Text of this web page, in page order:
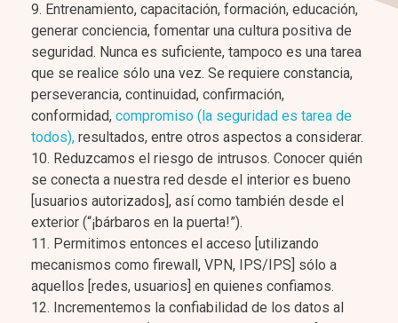
Entrenamiento, capacitación, formación, educación,
generar conciencia, fomentar una cultura positiva de
seguridad. Nunca es suficiente, tampoco es una tarea
que se realice sólo una vez. Se requiere constancia,
perseverancia, continuidad, confirmación,
conformidad, compromiso (la seguridad es tarea de
todos), resultados, entre otros aspectos a considerar.
Reduzcamos el riesgo de intrusos. Conocer quién
se conecta a nuestra red desde el interior es bueno
[usuarios autorizados], así como también desde el
exterior (“¡bárbaros en la puerta!”).
Permitimos entonces el acceso [utilizando
mecanismos como firewall, VPN, IPS/IPS] sólo a
aquellos [redes, usuarios] en quienes confiamos.
Incrementemos la confiabilidad de los datos al